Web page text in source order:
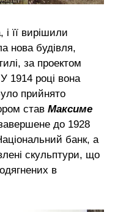
її вирішили
нова будівля,
за проектом
1914 році вона
прийнято
став Максиме
до 1928
банк, а
скульптури, що
в